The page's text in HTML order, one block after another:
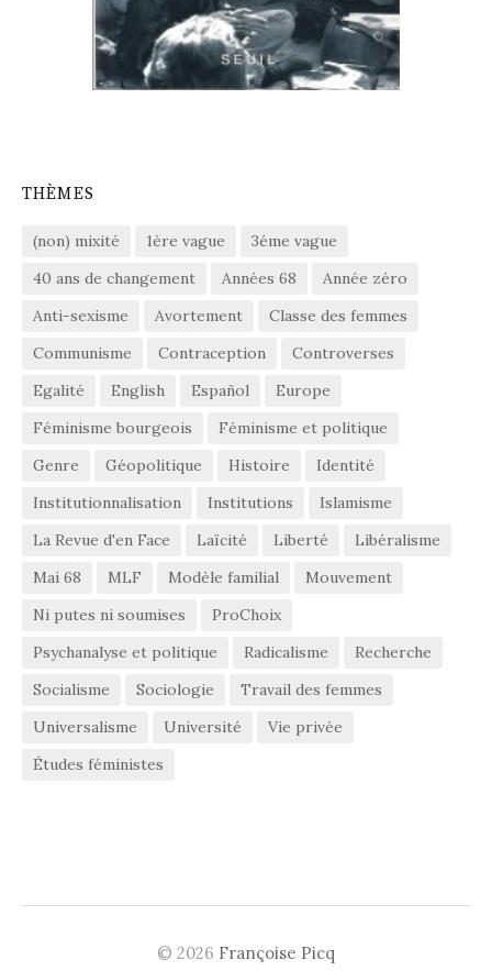
THÈMES
(non) mixité 1ère vague
3éme vague
40 ans de changement
Années 68
Année zéro
Anti-sexisme
Avortement
Classe des femmes
Communisme
Contraception
Controverses
Egalité
English Español
Europe
Féminisme bourgeois
Féminisme et politique
Genre
Géopolitique Histoire
Identité
Institutionnalisation
Institutions
Islamisme
La Revue d'en Face
Laïcité Liberté
Libéralisme
Mai 68
MLF Modèle familial
Mouvement
Ni putes ni soumises
ProChoix
Psychanalyse et politique
Radicalisme
Recherche
Socialisme
Sociologie
Travail des femmes
Universalisme
Université
Vie privée
Études féministes
© 2026 Françoise Picq